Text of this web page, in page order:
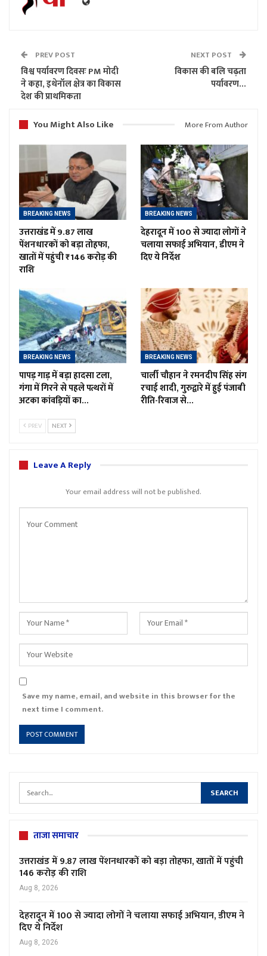
PREV POST
विश्व पर्यावरण दिवसः PM मोदी
ने कहा, इथेनॉल क्षेत्र का विकास
देश की प्राथमिकता
NEXT POST
विकास की बलि चढ़ता
पर्यावरण…
You Might Also Like More From Author
BREAKING NEWS
उत्तराखंड में 9.87 लाख
पेंशनधारकों को बड़ा तोहफा,
खातों में पहुंची ₹146 करोड़ की
राशि
BREAKING NEWS
देहरादून में 100 से ज्यादा लोगों ने
चलाया सफाई अभियान, डीएम ने
दिए ये निर्देश
BREAKING NEWS
पापड़ गाड़ में बड़ा हादसा टला,
गंगा में गिरने से पहले पत्थरों में
अटका कांवड़ियों का…
BREAKING NEWS
चार्ली चौहान ने रमनदीप सिंह संग
रचाई शादी, गुरुद्वारे में हुई पंजाबी
रीति-रिवाज से…
PREV NEXT
Leave A Reply
Your email address will not be published.
Save my name, email, and website in this browser for the
next time I comment.
ताजा समाचार
उत्तराखंड में 9.87 लाख पेंशनधारकों को बड़ा तोहफा, खातों में पहुंची
₹146 करोड़ की राशि
Aug 8, 2026
देहरादून में 100 से ज्यादा लोगों ने चलाया सफाई अभियान, डीएम ने
दिए ये निर्देश
Aug 8, 2026